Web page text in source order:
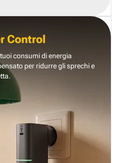
Control
consumi di energia
per ridurre gli sprechi e